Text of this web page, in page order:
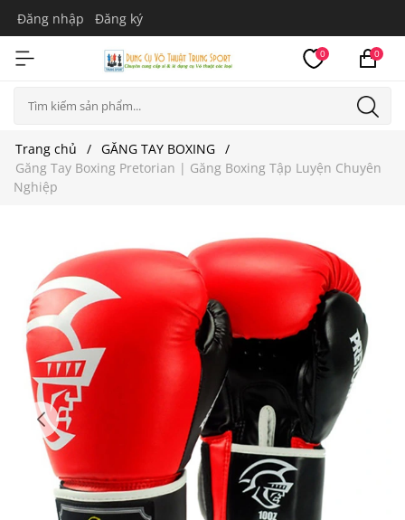
Đăng nhập Đăng ký
0 0
Trang chủ
GĂNG TAY BOXING
Găng Tay Boxing Pretorian | Găng Boxing Tập Luyện Chuyên
Nghiệp